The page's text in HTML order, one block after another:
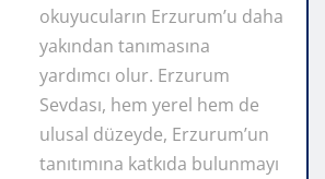
okuyucuların Erzurum’u daha
yakından tanımasına
yardımcı olur. Erzurum
Sevdası, hem yerel hem de
ulusal düzeyde, Erzurum’un
tanıtımına katkıda bulunmayı